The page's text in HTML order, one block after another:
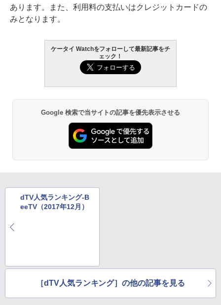
あります。また、利用料の支払いはクレジットカードの
みとなります。
ケータイ Watchをフォローして最新記事をチ
ェック！
Google 検索で当サイトの記事を優先表示させる
dTV人気ランキング-B
eeTV（2017年12月）
［dTV人気ランキング］の他の記事を見る